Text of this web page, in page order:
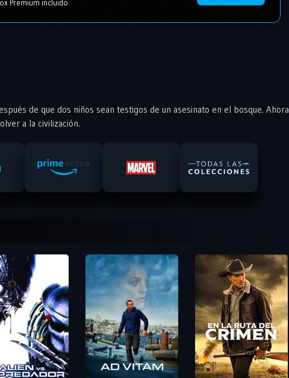
Premium incluido
de que dos niños sean testigos de un asesinato en el bosque. Ahora
a la civilización.